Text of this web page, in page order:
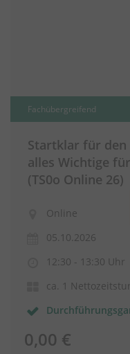
Fachübergreifend
Startklar für den
alles Wichtige
(TS0o Online 26)
Online
05.10.2026
12:30 - 13:30 Uhr
ca. 1
0,00 €